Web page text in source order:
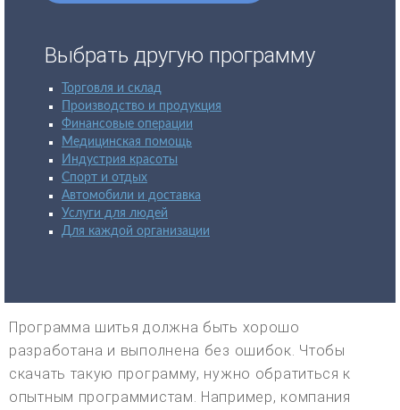
Выбрать другую программу
Торговля и склад
Производство и продукция
Финансовые операции
Медицинская помощь
Индустрия красоты
Спорт и отдых
Автомобили и доставка
Услуги для людей
Для каждой организации
Программа шитья должна быть хорошо
разработана и выполнена без ошибок. Чтобы
скачать такую программу, нужно обратиться к
опытным программистам. Например, компания